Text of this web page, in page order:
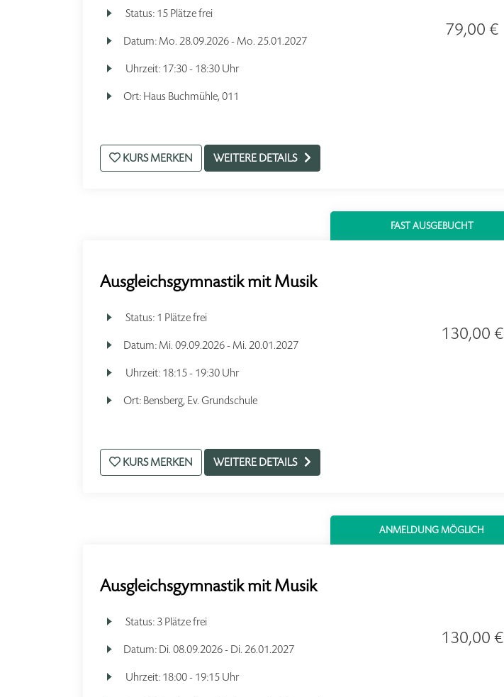
Status: 15 Plätze frei
Datum: Mo. 28.09.2026 - Mo. 25.01.2027
Uhrzeit: 17:30 - 18:30 Uhr
Ort: Haus Buchmühle, 011
79,00 €
KURS MERKEN WEITERE DETAILS
FAST AUSGEBUCHT
Ausgleichsgymnastik mit Musik
Status: 1 Plätze frei
Datum: Mi. 09.09.2026 - Mi. 20.01.2027
Uhrzeit: 18:15 - 19:30 Uhr
Ort: Bensberg, Ev. Grundschule
130,00 €
KURS MERKEN WEITERE DETAILS
ANMELDUNG MÖGLICH
Ausgleichsgymnastik mit Musik
Status: 3 Plätze frei
Datum: Di. 08.09.2026 - Di. 26.01.2027
Uhrzeit: 18:00 - 19:15 Uhr
130,00 €